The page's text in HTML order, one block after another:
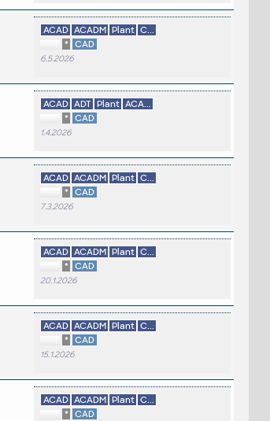
ACAD ACADM Plant C...
*
CAD
6.5.2026
ACAD ADT Plant ACA...
*
CAD
1.4.2026
ACAD ACADM Plant C...
*
CAD
7.3.2026
ACAD ACADM Plant C...
*
CAD
20.1.2026
ACAD ACADM Plant C...
*
CAD
15.1.2026
ACAD ACADM Plant C...
*
CAD